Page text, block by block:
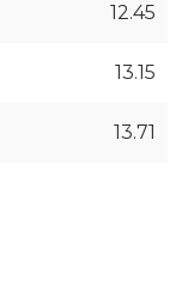
12.45
13.15
13.71